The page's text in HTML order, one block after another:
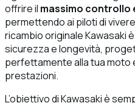
offrire il massimo controllo
permettendo ai piloti di
ricambio originale Kawasaki
sicurezza e longevità,
perfettamente alla tua moto
prestazioni.
L’obiettivo di Kawasaki è